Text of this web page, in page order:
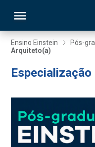
Ensino Einstein Pós-
Arquiteto(a)
Especialização